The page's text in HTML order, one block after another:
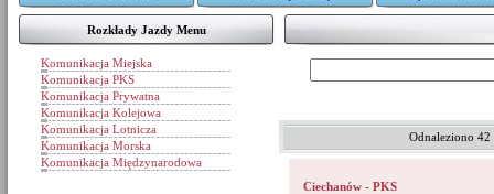
Rozkłady Jazdy Menu
Komunikacja Miejska
Komunikacja PKS
Komunikacja Prywatna
Komunikacja Kolejowa
Komunikacja Lotnicza
Komunikacja Morska
Komunikacja Międzynarodowa
Odnaleziono
Ciechanów - PKS